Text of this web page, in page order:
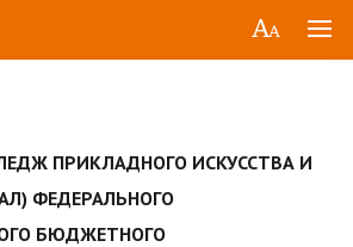
ПРИКЛАДНОГО ИСКУССТВА И
ФЕДЕРАЛЬНОГО
БЮДЖЕТНОГО